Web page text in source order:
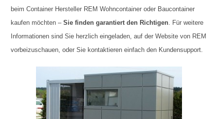
beim Container Hersteller REM Wohncontainer oder Baucontainer
kaufen möchten – Sie finden garantiert den Richtigen. Für weitere
Informationen sind Sie herzlich eingeladen, auf der Website von REM
vorbeizuschauen, oder Sie kontaktieren einfach den Kundensupport.